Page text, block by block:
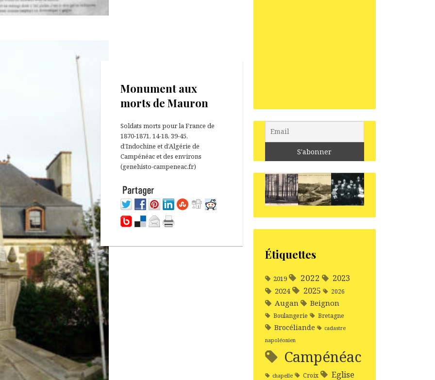
Monument aux
morts de Mauron
Soldats morts pour la France de
1870-1871, 14-18, 39-45,
d’Indochine et d’Algérie de
Campénéac et des environs
(genehisto-campeneac.fr)
Étiquettes
2019 2022 2023
2024 2025 2026
Augan Beignon
Boulangerie Bretagne
Brocéliande
cadastre
napoléonien
Campénéac
chapelle Croix Eglise